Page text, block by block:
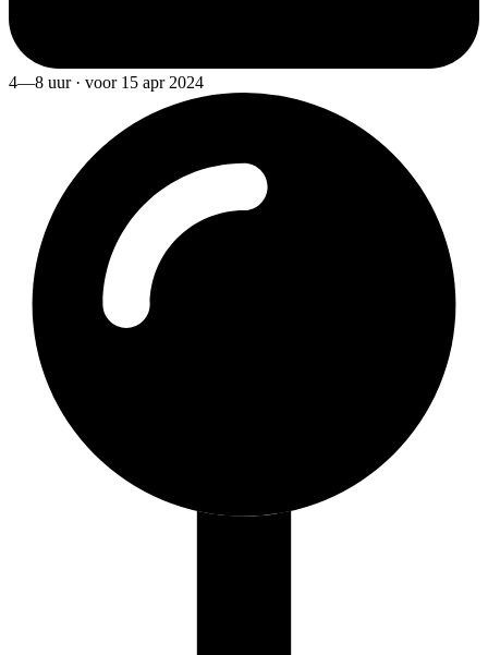
4—8 uur · voor 15 apr 2024